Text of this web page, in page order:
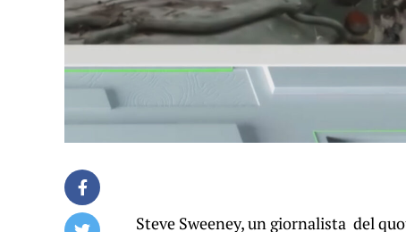
Steve Sweeney, un giornalista del